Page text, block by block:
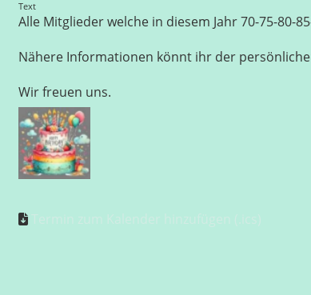
Text
Alle Mitglieder welche in diesem Jahr 70-75-80-
Nähere Informationen könnt ihr der
Wir freuen uns.